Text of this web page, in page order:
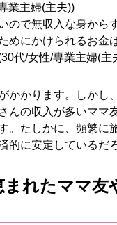
業主婦(主夫))
ので無収入な身か
めにかけられるお
代/女性/専業主婦(主
かかります。しかし
んの収入が多いママ
。たしかに、頻繁
的に安定しているだ
まれたママ